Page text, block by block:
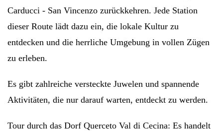
Carducci - San Vincenzo zurückkehren. Jede Station
dieser Route lädt dazu ein, die lokale Kultur zu
entdecken und die herrliche Umgebung in vollen Zügen
zu erleben.
Es gibt zahlreiche versteckte Juwelen und spannende
Aktivitäten, die nur darauf warten, entdeckt zu werden.
Tour durch das Dorf Querceto Val di Cecina: Es handelt